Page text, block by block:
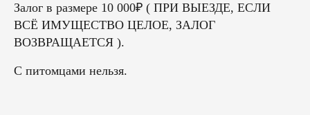
Залог в размере 10 000₽ ( ПРИ ВЫЕЗДЕ, ЕСЛИ
ВСЁ ИМУЩЕСТВО ЦЕЛОЕ, ЗАЛОГ
ВОЗВРАЩАЕТСЯ ).
С питомцами нельзя.